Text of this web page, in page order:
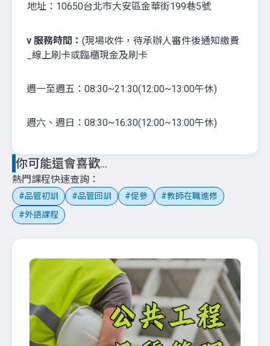
地址：10650台北市大安區金華街199巷5號
v 服務時間： (現場收件，待承辦人審件後通知繳費
_線上刷卡或臨櫃現金及刷卡
週一至週五：08:30~21:30(12:00~13:00午休)
週六、週日：08:30~16:30(12:00~13:00午休)
你可能還會喜歡...
熱門課程快速查詢
品管初訓 品管回訓 促參
教師在職進修
外語課程